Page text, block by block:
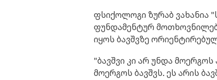
ფსიქოლოგი ზურაბ ვახანია
ფუნდამენტურ
იყოს ბავშვზე
"ბავშვი კი არ უნდა
მოერგოს ბავშვს. ეს არის